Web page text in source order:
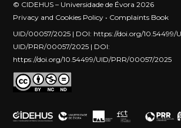
© CIDEHUS – Universidade de Évora 2026
Privacy and Cookies Policy • Complaints Book
UID/00057/2025 | DOI: https://doi.org/10.54499/
UID/PRR/00057/2025 | DOI:
https://doi.org/10.54499/UID/PRR/00057/2025